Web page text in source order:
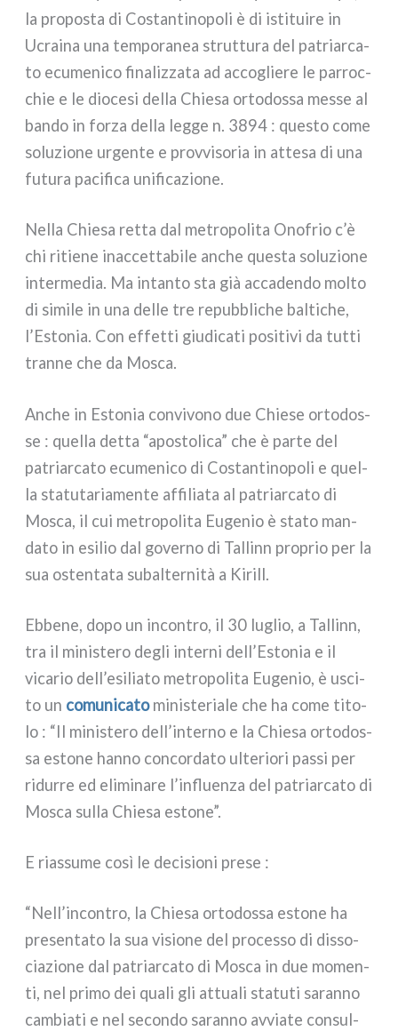
la pro­po­sta di Costantinopoli è di isti­tui­re in
Ucraina una tem­po­ra­nea strut­tu­ra del patriar­ca­
to ecu­me­ni­co fina­liz­za­ta ad acco­glie­re le par­roc­
chie e le dio­ce­si del­la Chiesa orto­dos­sa mes­se al
ban­do in for­za del­la leg­ge n. 3894 : que­sto come
solu­zio­ne urgen­te e prov­vi­so­ria in atte­sa di una
futu­ra paci­fi­ca uni­fi­ca­zio­ne.
Nella Chiesa ret­ta dal metro­po­li­ta Onofrio c’è
chi ritie­ne inac­cet­ta­bi­le anche que­sta solu­zio­ne
inter­me­dia. Ma intan­to sta già acca­den­do mol­to
di simi­le in una del­le tre repub­bli­che bal­ti­che,
l’Estonia. Con effet­ti giu­di­ca­ti posi­ti­vi da tut­ti
tran­ne che da Mosca.
Anche in Estonia con­vi­vo­no due Chiese orto­dos­
se : quel­la det­ta “apo­sto­li­ca” che è par­te del
patriar­ca­to ecu­me­ni­co di Costantinopoli e quel­
la sta­tu­ta­ria­men­te affi­lia­ta al patriar­ca­to di
Mosca, il cui metro­po­li­ta Eugenio è sta­to man­
da­to in esi­lio dal gover­no di Tallinn pro­prio per la
sua osten­ta­ta subal­ter­ni­tà a Kirill.
Ebbene, dopo un incon­tro, il 30 luglio, a Tallinn,
tra il mini­ste­ro degli inter­ni dell’Estonia e il
vica­rio dell’esiliato metro­po­li­ta Eugenio, è usci­
to un comu­ni­ca­tomini­ste­ria­le che ha come tito­
lo : “Il mini­ste­ro dell’interno e la Chiesa orto­dos­
sa esto­ne han­no con­cor­da­to ulte­rio­ri pas­si per
ridur­re ed eli­mi­na­re l’influenza del patriar­ca­to di
Mosca sul­la Chiesa esto­ne”.
E rias­su­me così le deci­sio­ni pre­se :
“Nell’incontro, la Chiesa orto­dos­sa esto­ne ha
pre­sen­ta­to la sua visio­ne del pro­ces­so di dis­so­
cia­zio­ne dal patriar­ca­to di Mosca in due momen­
ti, nel pri­mo dei qua­li gli attua­li sta­tu­ti saran­no
cam­bia­ti e nel secon­do saran­no avvia­te con­sul­